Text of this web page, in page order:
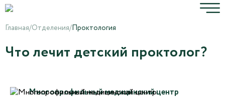
Главная/Отделения/Проктология
Что лечит детский проктолог?
Многопрофильный медицинский центр